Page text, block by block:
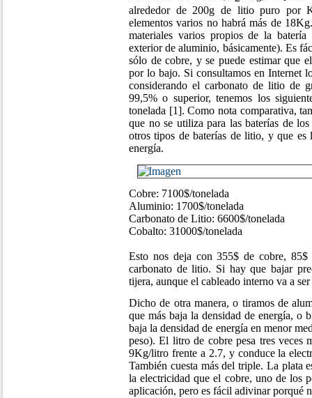
alrededor de 200g de litio puro por
elementos varios no habrá más de
materiales varios propios de la batería
exterior de aluminio, básicamente). Es
sólo de cobre, y se puede estimar que
por lo bajo. Si consultamos en Internet
considerando el carbonato de litio de
99,5% o superior, tenemos los
tonelada [1]. Como nota comparativa,
que no se utiliza para las baterías de
otros tipos de baterías de litio, y que es
energía.
Cobre: 7100$/tonelada
Aluminio: 1700$/tonelada
Carbonato de Litio: 6600$/tonelada
Cobalto: 31000$/tonelada
Esto nos deja con 355$ de cobre,
carbonato de litio. Si hay que bajar
tijera, aunque el cableado interno va a
Dicho de otra manera, o tiramos de
que más baja la densidad de energía, o
baja la densidad de energía en menor
peso). El litro de cobre pesa tres veces
9Kg/litro frente a 2.7, y conduce la
También cuesta más del triple. La plata
la electricidad que el cobre, uno de los
aplicación, pero es fácil adivinar porqué